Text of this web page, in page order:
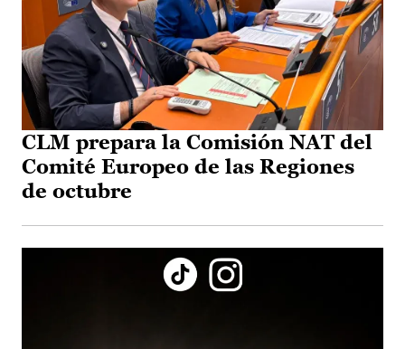
CLM prepara la Comisión NAT del
Comité Europeo de las Regiones
de octubre